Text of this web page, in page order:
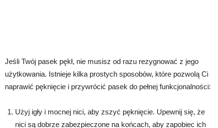
Jeśli Twój pasek pękł, nie musisz od razu rezygnować z jego
użytkowania. Istnieje kilka prostych sposobów, które pozwolą Ci
naprawić pęknięcie i przywrócić pasek do pełnej funkcjonalności:
Użyj igły i mocnej nici, aby zszyć pęknięcie. Upewnij się, że
nici są dobrze zabezpieczone na końcach, aby zapobiec ich